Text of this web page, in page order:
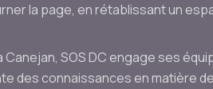
la page, en rétablissant un
SOS DC engage ses
des connaissances en matière